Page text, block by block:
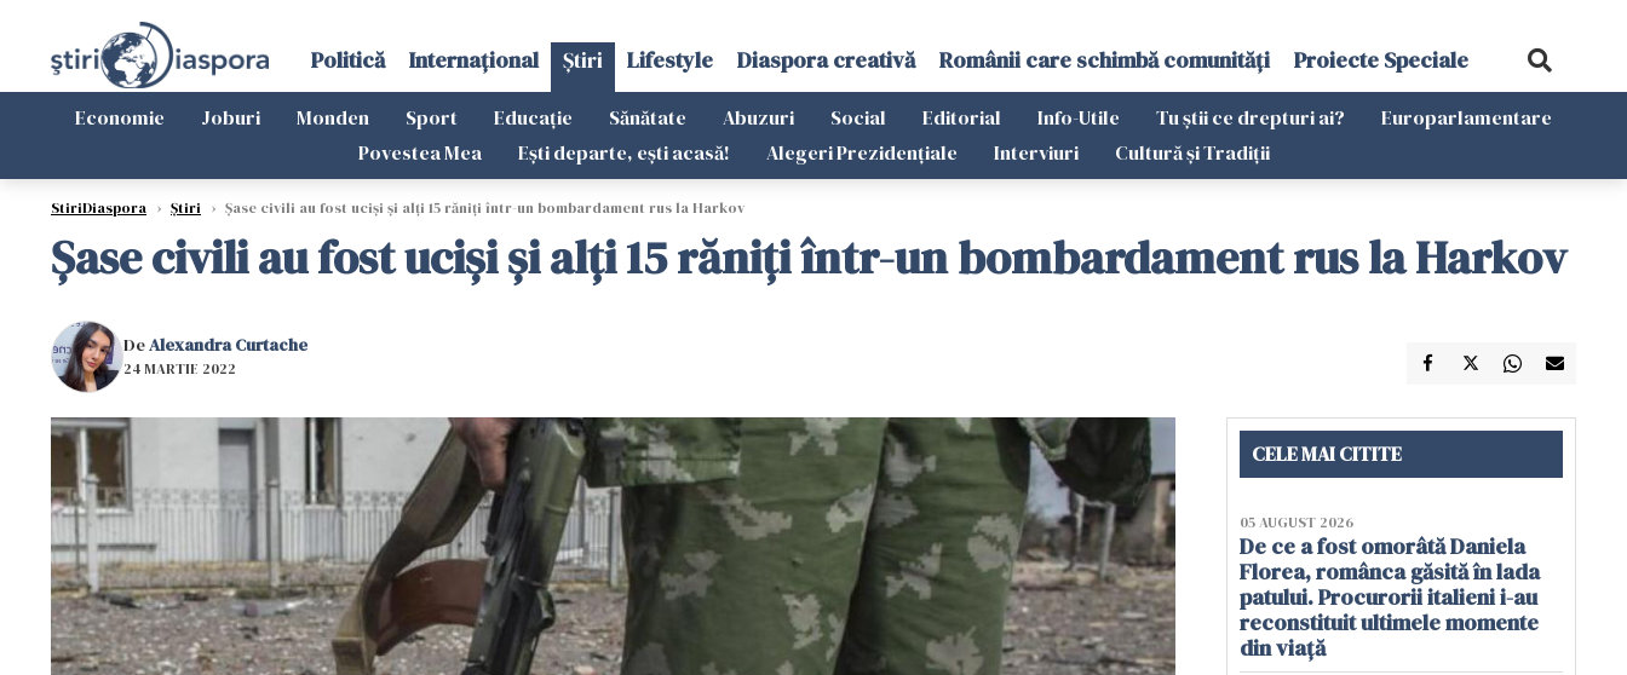
Politică Internațional Știri Lifestyle Diaspora creativă Românii care schimbă comunități Proiecte Speciale
Economie Joburi Monden Sport Educație Sănătate Abuzuri Social Editorial Info-Utile Tu știi ce drepturi ai?
Europarlamentare
Povestea Mea
Ești departe, ești acasă! Alegeri Prezidențiale Interviuri Cultură și Tradiții
StiriDiaspora › Știri › Șase civili au fost ucişi şi alţi 15 răniţi într-un bombardament rus la Harkov
Șase civili au fost ucişi şi alţi 15 răniţi într-un bombardament rus la Harkov
DeAlexandra Curtache
24 MARTIE 2022
CELE MAI CITITE
05 AUGUST 2026
De ce a fost omorâtă Daniela
Florea, românca găsită în lada
patului. Procurorii italieni i-au
reconstituit ultimele momente
din viață